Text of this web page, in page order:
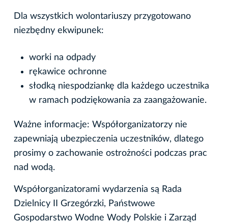
Dla wszystkich wolontariuszy przygotowano
niezbędny ekwipunek:
worki na odpady
rękawice ochronne
słodką niespodziankę dla każdego uczestnika
w ramach podziękowania za zaangażowanie.
Ważne informacje: Współorganizatorzy nie
zapewniają ubezpieczenia uczestników, dlatego
prosimy o zachowanie ostrożności podczas prac
nad wodą.
Współorganizatorami wydarzenia są Rada
Dzielnicy II Grzegórzki, Państwowe
Gospodarstwo Wodne Wody Polskie i Zarząd